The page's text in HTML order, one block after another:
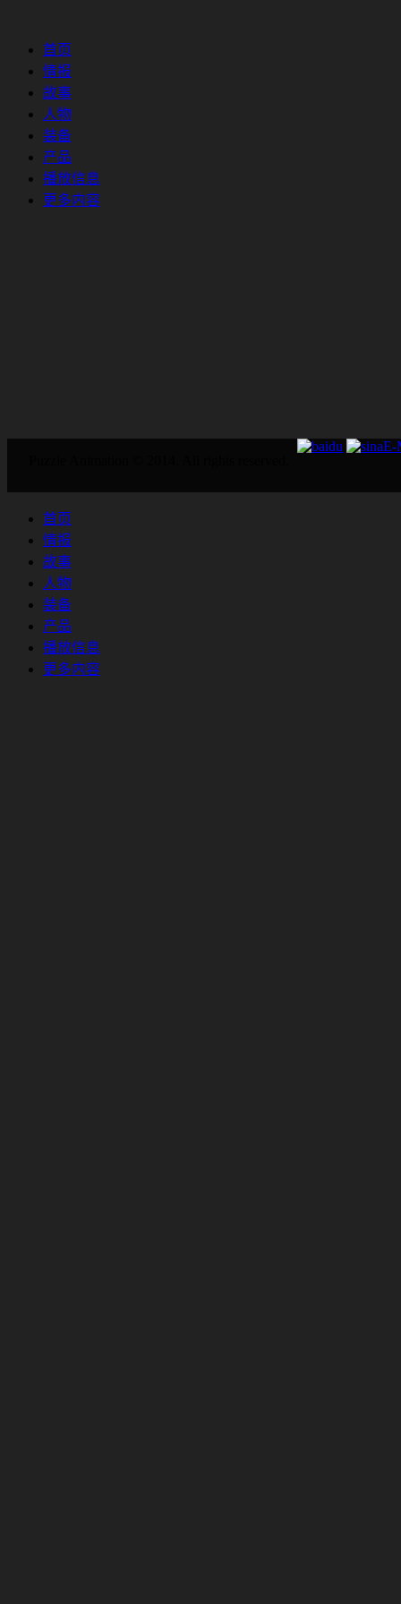
首页
情报
故事
人物
装备
产品
播放信息
更多内容
E-
首页
情报
故事
人物
装备
产品
播放信息
更多内容